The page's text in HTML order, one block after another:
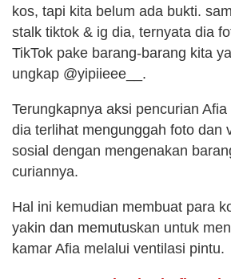
kos, tapi kita belum ada bukti.
stalk tiktok & ig dia, ternyata dia
TikTok pake barang-barang kita
ungkap @yipiieee__.
Terungkapnya aksi pencurian
dia terlihat mengunggah foto dan
sosial dengan mengenakan
curiannya.
Hal ini kemudian membuat para
yakin dan memutuskan untuk
kamar Afia melalui ventilasi pintu.